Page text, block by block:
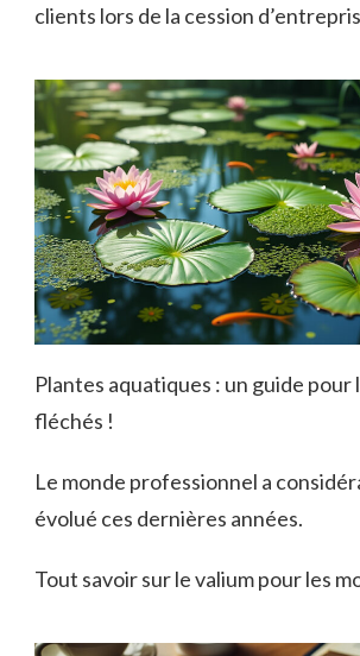
clients lors de la cession
Plantes aquatiques : un guide pour
fléchés !
Le monde professionnel a
évolué ces dernières années.
Tout savoir sur le valium pour les